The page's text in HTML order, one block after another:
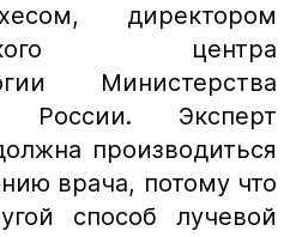
директором
центра
Министерства
России. Эксперт
производиться
врача, потому что
способ лучевой